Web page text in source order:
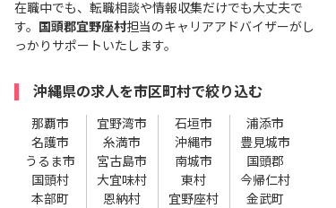
在職中でも、転職相談や情報収集だけでも大丈夫で
す。
国頭郡宜野座村担当のキャリアアドバイザーがし
っかりサポートいたします。
沖縄県の求人を市区町村で絞り込む
那覇市 宜野湾市 石垣市
浦添市
名護市
糸満市 沖縄市
豊見城市
うるま市
宮古島市 南城市
国頭郡
国頭村
大宜味村 東村
今帰仁村
本部町
恩納村 宜野座村
金武町